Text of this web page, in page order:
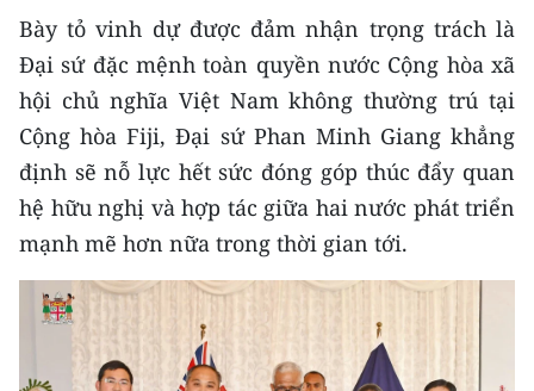
VỀ BÁO NHÂN DÂN
THỜI NAY
NHÂN DÂN CUỐI TUẦN
NHÂN DÂN HẰNG THÁNG
ĐỌC BÁO IN
Bày tỏ vinh dự được đảm nhận trọng trách là
Đại sứ đặc mệnh toàn quyền nước Cộng hòa xã
hội chủ nghĩa Việt Nam không thường trú tại
Cộng hòa Fiji, Đại sứ Phan Minh Giang khẳng
định sẽ nỗ lực hết sức đóng góp thúc đẩy quan
hệ hữu nghị và hợp tác giữa hai nước phát triển
mạnh mẽ hơn nữa trong thời gian tới.